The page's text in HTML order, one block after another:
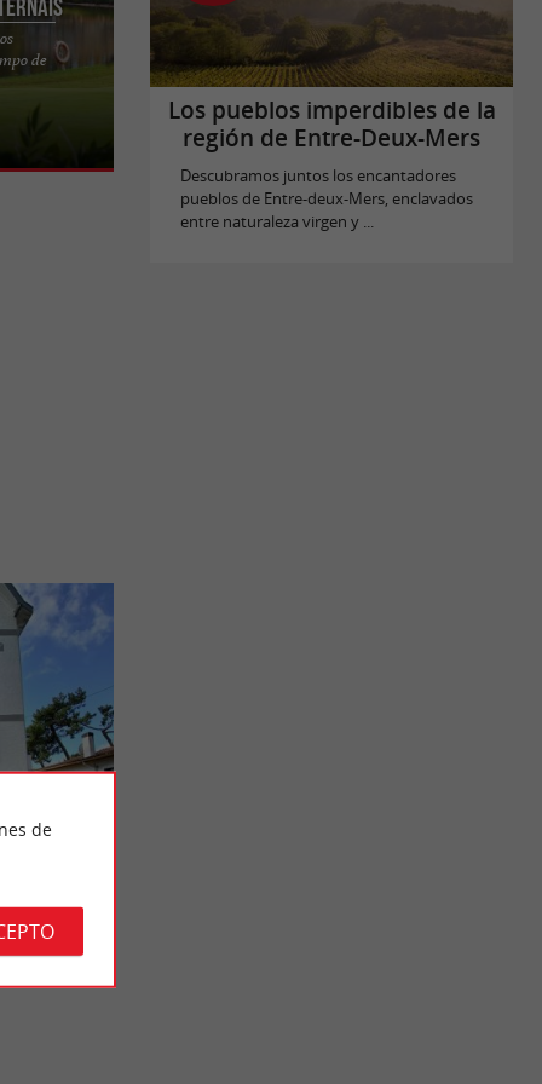
de
un
Los pueblos imperdibles de la
región de Entre-Deux-Mers
Descubramos juntos los encantadores
pueblos de Entre-deux-Mers, enclavados
entre naturaleza virgen y ...
de